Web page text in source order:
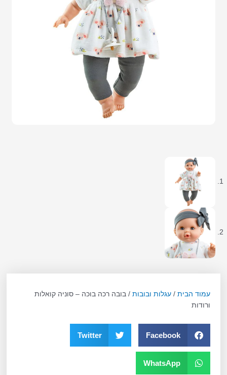
עמוד הבית /עגלות ובובות / בובה רכה בוכה – סוניה קואלות
ורודות
Facebook
Twitter
WhatsApp